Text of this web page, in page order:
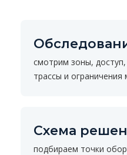
смотрим зоны,
трассы и
Схема
подбираем точки